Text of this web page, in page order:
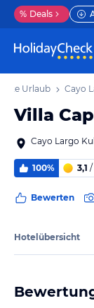
% Deals
Urlaub Cayo
Villa
Cayo Largo
100% 3,1 /
Bewerten
Hotelübersicht